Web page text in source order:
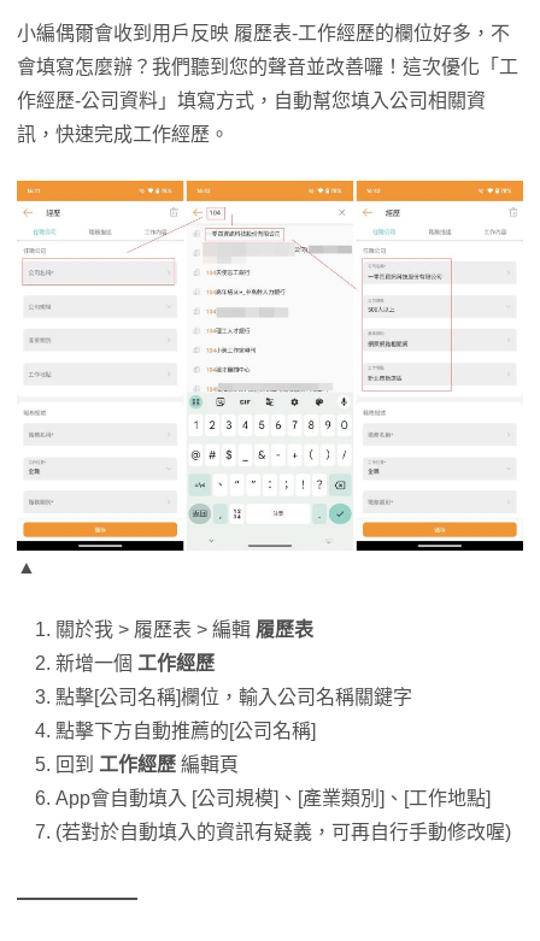
小編偶爾會收到用戶反映 履歷表-工作經歷的欄位好多，不
會填寫怎麼辦？我們聽到您的聲音並改善囉！這次優化「工
作經歷-公司資料」填寫方式，自動幫您填入公司相關資
訊，快速完成工作經歷。
▲
關於我 > 履歷表 > 編輯 履歷表
新增一個 工作經歷
點擊[公司名稱]欄位，輸入公司名稱關鍵字
點擊下方自動推薦的[公司名稱]
回到 工作經歷 編輯頁
App會自動填入 [公司規模]、[產業類別]、[工作地點]
(若對於自動填入的資訊有疑義，可再自行手動修改喔)